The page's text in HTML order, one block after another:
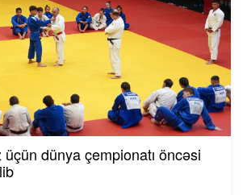
üçün dünya çempionatı öncəsi